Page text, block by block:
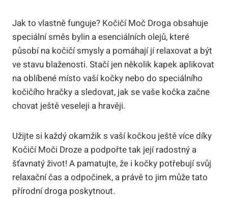
Jak⁣ to vlastně ‌funguje?⁣ Kočičí Moč⁣ Droga‍ obsahuje
speciální směs⁤ bylin‍ a‍ esenciálních⁤ olejů, které
působí na ‍kočičí smysly a pomáhají jí relaxovat⁤ a být
ve stavu blaženosti. Stačí⁣ jen ⁢několik kapek​ aplikovat
na oblíbené místo ⁢vaší ⁣kočky nebo⁣ do ​speciálního
kočičího hračky a sledovat,⁣ jak se ‌vaše kočka začne
chovat⁣ ještě veseleji a hravěji.
Užijte⁤ si každý okamžik s vaší kočkou⁣ ještě více díky
Kočičí Moči Droze a podpořte tak její radostný a
šťavnatý život! A pamatujte, že i kočky potřebují​ svůj
relaxační čas a odpočinek, a⁢ právě⁢ to jim může tato‌
přírodní droga poskytnout.